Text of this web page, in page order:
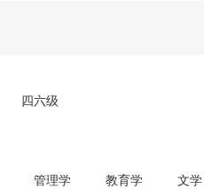
四六级
管理学 教育学 文学